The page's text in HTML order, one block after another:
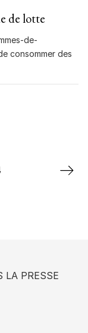
de lotte
de-
consommer des
Next
LA PRESSE